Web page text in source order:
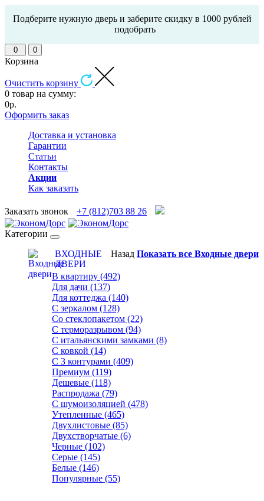
Подберите нужную дверь и заберите скидку в 1000 рублей
подобрать
0 0
Корзина
Очистить корзину
0 товар на сумму:
0р.
Оформить заказ
Доставка и установка
Гарантии
Статьи
Контакты
Акции
Как заказать
Заказать звонок +7 (812)703 88 26
Категории
ВХОДНЫЕ
ДВЕРИ
Назад Показать все Входные двери
В квартиру (492)
Для дачи (137)
Для коттеджа (140)
С зеркалом (128)
Со стеклопакетом (22)
С терморазрывом (94)
С итальянскими замками (8)
С ковкой (14)
С 3 контурами (409)
Премиум (119)
Дешевые (118)
Распродажа (79)
С шумоизоляцией (478)
Утепленные (465)
Двухлистовые (85)
Двухстворчатые (6)
Черные (102)
Серые (145)
Белые (146)
Популярные (55)